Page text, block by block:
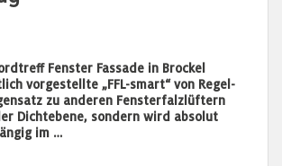
Fenster Fassade in Brockel
vorgestellte „FFL-smart“ von Regel-
zu anderen Fensterfalzlüftern
Dichtebene, sondern wird absolut
im …